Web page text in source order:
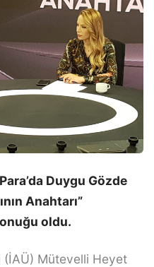
Duygu Gözde
Anahtarı”
oldu.
(İAÜ) Mütevelli Heyet